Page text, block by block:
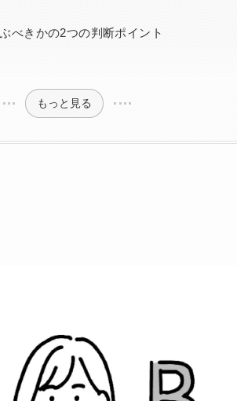
べきかの2つの判断ポイント
もっと見る